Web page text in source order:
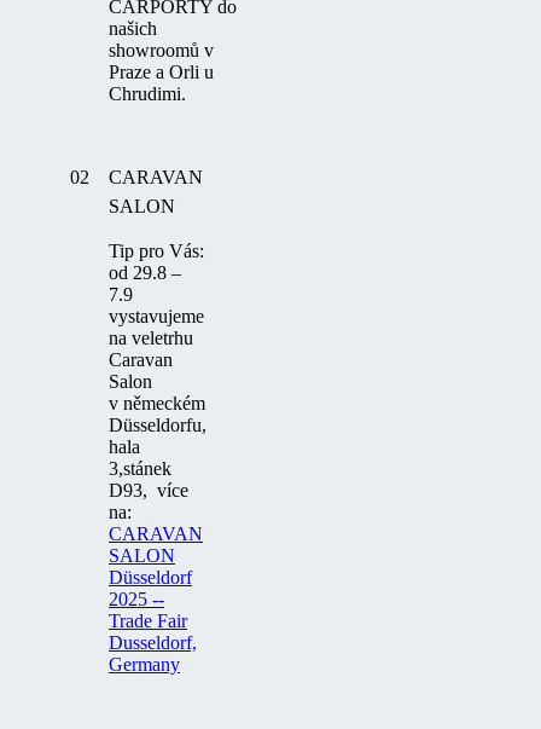
CARPORTY do
našich
showroomů v
Praze a Orli u
Chrudimi.
02
CARAVAN
SALON
Tip pro Vás:
od 29.8 –
7.9
vystavujeme
na veletrhu
Caravan
Salon
v německém
Düsseldorfu,
hala
3,stánek
D93, více
na:
CARAVAN
SALON
Düsseldorf
2025 --
Trade Fair
Dusseldorf,
Germany